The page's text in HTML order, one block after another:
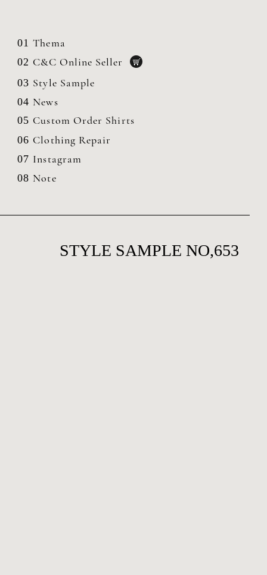
01 Thema
02 C&C Online Seller
03 Style Sample
04 News
05 Custom Order Shirts
06 Clothing Repair
07 Instagram
08 Note
STYLE SAMPLE NO,653